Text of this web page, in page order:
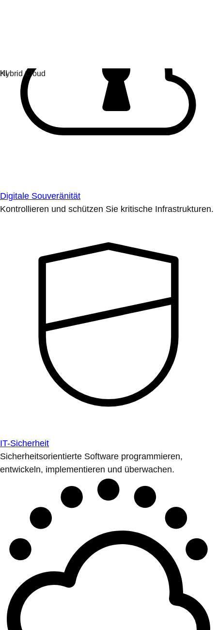
Digitale Souveränität
Kontrollieren und schützen Sie kritische Infrastrukturen.
IT-Sicherheit
Sicherheitsorientierte Software programmieren,
entwickeln, implementieren und überwachen.